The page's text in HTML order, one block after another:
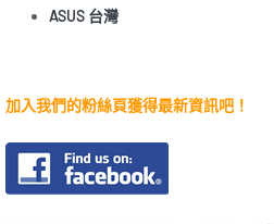
ASUS 台灣
加入我們的粉絲頁獲得最新資訊吧！